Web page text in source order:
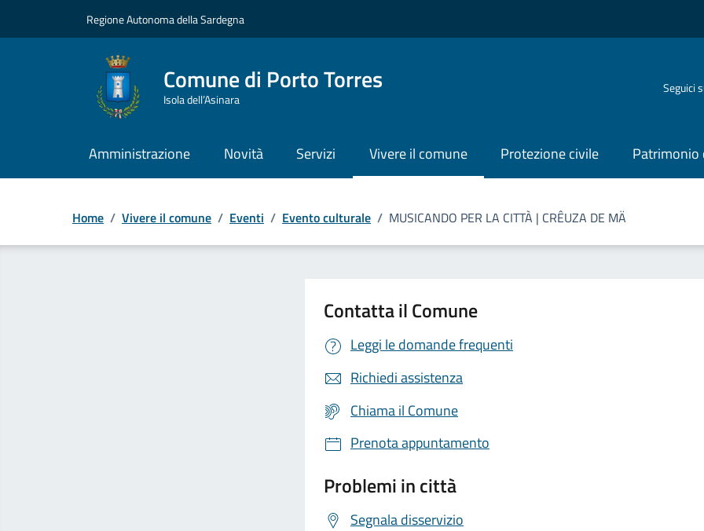
Regione Autonoma della Sardegna
Comune di Porto Torres
Isola dell’Asinara
Seguici
Amministrazione Novità Servizi Vivere il comune Protezione civile Patrimonio
Home / Vivere il comune / Eventi / Evento culturale / MUSICANDO PER LA CITTÀ | CRÊUZA DE MÄ
Contatta il Comune
Leggi le domande frequenti
Richiedi assistenza
Chiama il Comune
Prenota appuntamento
Problemi in città
Segnala disservizio